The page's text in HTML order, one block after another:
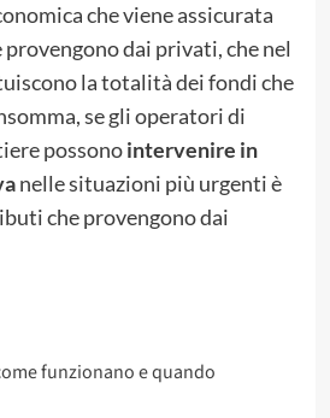
che viene assicurata
dai privati, che nel
la totalità dei fondi che
se gli operatori di
possonointervenire in
nelle situazioni più urgenti è
che provengono dai
funzionano e quando